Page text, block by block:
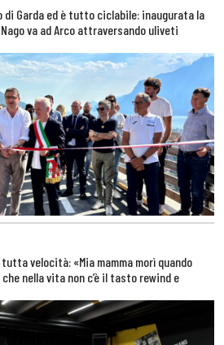
di Garda ed è tutto ciclabile: inaugurata la
va ad Arco attraversando uliveti
velocità: «Mia mamma morì quando
nella vita non c’è il tasto rewind e